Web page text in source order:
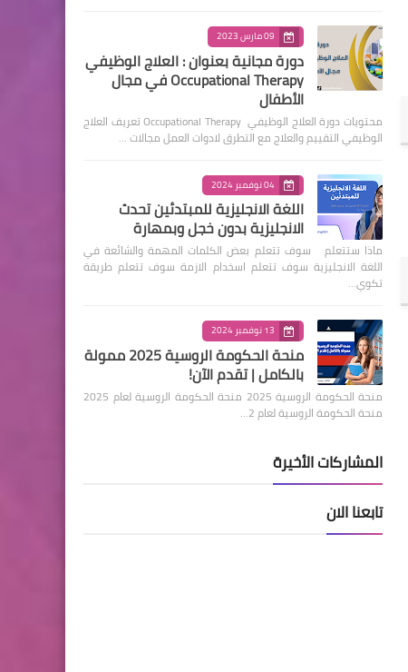
09 مارس 2023
دورة مجانية بعنوان : العلاج الوظيفي
Occupational Therapy في مجال
الأطفال
محتويات دورة العلاج الوظيفي Occupational Therapy تعريف العلاج
الوظيفي التقييم والعلاج مع التطرق لادوات العمل مجالات …
04 نوفمبر 2024
اللغة الانجليزية للمبتدئين تحدث
الانجليزية بدون خجل وبمهارة
ماذا ستتعلم سوف تتعلم بعض الكلمات المهمة والشائعة في
اللغة الانجليزية سوف تتعلم اسخدام الازمة سوف تتعلم طريقة
تكوي…
13 نوفمبر 2024
منحة الحكومة الروسية 2025 ممولة
بالكامل | تقدم الآن!
منحة الحكومة الروسية 2025 منحة الحكومة الروسية لعام 2025
منحة الحكومة الروسية لعام 2…
المشاركات الأخيرة
تابعنا الان